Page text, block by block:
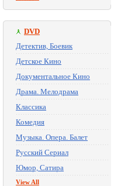
DVD
Детектив, Боевик
Детское Кино
Документальное Кино
Драма. Мелодрама
Классика
Комедия
Музыка. Опера. Балет
Русский Сериал
Юмор, Сатира
View All